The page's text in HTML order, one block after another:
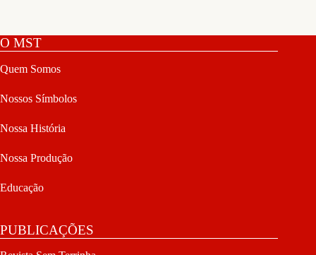
O MST
Quem Somos
Nossos Símbolos
Nossa História
Nossa Produção
Educação
PUBLICAÇÕES